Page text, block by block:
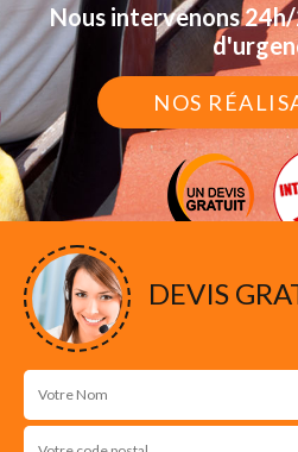
Nous intervenons
NOS
DEVIS